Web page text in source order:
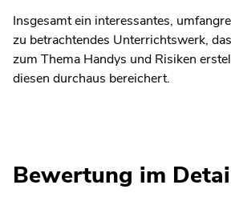
Insgesamt ein interessantes,
zu betrachtendes Unterrichtswerk,
zum Thema Handys und Risiken
diesen durchaus bereichert.
Bewertung im